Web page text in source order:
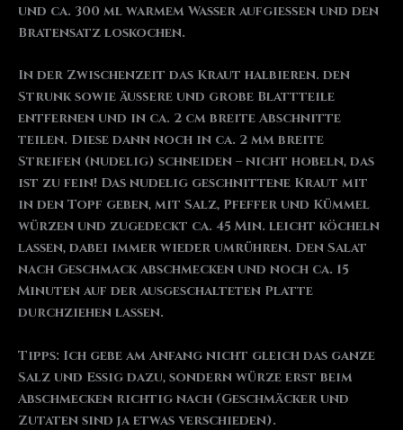
und ca. 300 ml warmem Wasser aufgießen und den
Bratensatz loskochen.
In der Zwischenzeit das Kraut halbieren. den
Strunk sowie äußere und grobe Blattteile
entfernen und in ca. 2 cm breite Abschnitte
teilen. Diese dann noch in ca. 2 mm breite
Streifen (nudelig) schneiden – nicht hobeln, das
ist zu fein! Das nudelig geschnittene Kraut mit
in den Topf geben, mit Salz, Pfeffer und Kümmel
würzen und zugedeckt ca. 45 Min. leicht köcheln
lassen, dabei immer wieder umrühren. Den Salat
nach Geschmack abschmecken und noch ca. 15
Minuten auf der ausgeschalteten Platte
durchziehen lassen.
Tipps: Ich gebe am Anfang nicht gleich das ganze
Salz und Essig dazu, sondern würze erst beim
Abschmecken richtig nach (Geschmäcker und
Zutaten sind ja etwas verschieden).